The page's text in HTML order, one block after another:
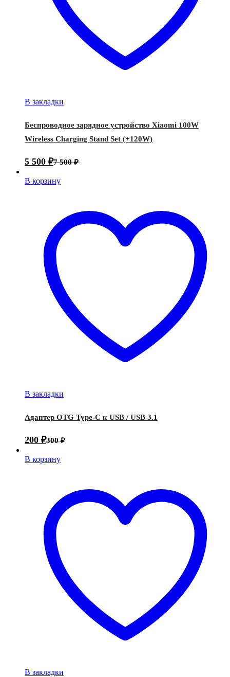
В закладки
Беспроводное зарядное устройство Xiaomi 100W
Wireless Charging Stand Set (+120W)
5 500 ₽7 500₽
В корзину
В закладки
Адаптер OTG Type-C к USB / USB 3.1
200 ₽300₽
В корзину
В закладки